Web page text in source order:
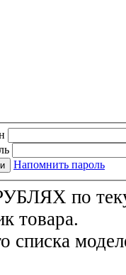
Напомнить пароль
по
товара.
списка